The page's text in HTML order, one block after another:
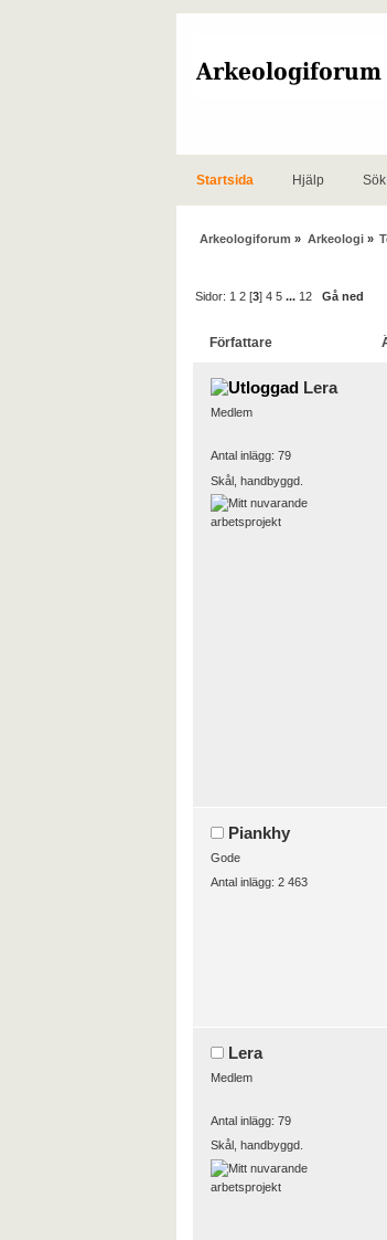
Startsida Hjälp Sök
Arkeologiforum » Arkeologi»
Sidor: 1 2 [3]4 5 ... 12 Gå ned
Författare
Lera
Medlem
Antal inlägg: 79
Skål, handbyggd.
Piankhy
Gode
Antal inlägg: 2 463
Lera
Medlem
Antal inlägg: 79
Skål, handbyggd.